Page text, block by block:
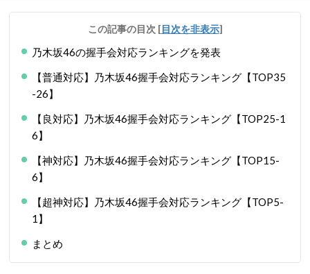
この記事の目次 [目次を非表示]
乃木坂46の握手会対応ランキングを発表
【普通対応】乃木坂46握手会対応ランキング【TOP35
-26】
【良対応】乃木坂46握手会対応ランキング【TOP25-1
6】
【神対応】乃木坂46握手会対応ランキング【TOP15-
6】
【超神対応】乃木坂46握手会対応ランキング【TOP5-
1】
まとめ